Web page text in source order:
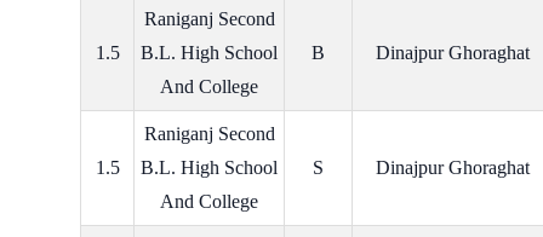
1.5
Raniganj Second
B.L. High School
And College
B Dinajpur Ghoraghat
1.5
Raniganj Second
B.L. High School
And College
S Dinajpur Ghoraghat